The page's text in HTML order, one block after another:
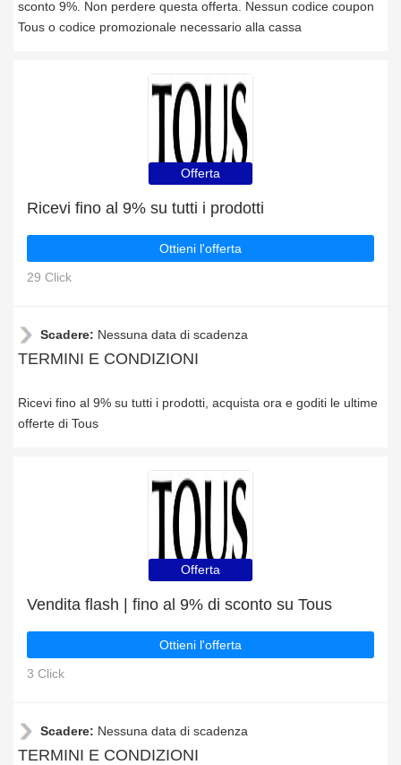
sconto 9%. Non perdere questa offerta. Nessun codice coupon
Tous o codice promozionale necessario alla cassa
Offerta
Ricevi fino al 9% su tutti i prodotti
Ottieni l'offerta
29 Click
Scadere: Nessuna data di scadenza
TERMINI E CONDIZIONI
Ricevi fino al 9% su tutti i prodotti, acquista ora e goditi le ultime
offerte di Tous
Offerta
Vendita flash | fino al 9% di sconto su Tous
Ottieni l'offerta
3 Click
Scadere: Nessuna data di scadenza
TERMINI E CONDIZIONI